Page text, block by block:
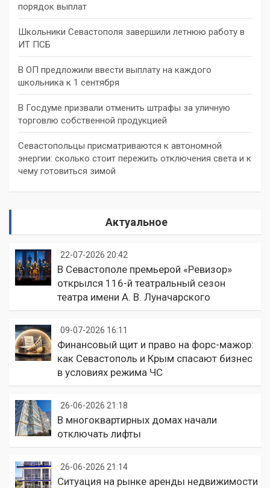
порядок выплат
Школьники Севастополя завершили летнюю работу в
ИТ ПСБ
В ОП предложили ввести выплату на каждого
школьника к 1 сентября
В Госдуме призвали отменить штрафы за уличную
торговлю собственной продукцией
Севастопольцы присматриваются к автономной
энергии: сколько стоит пережить отключения света и к
чему готовиться зимой
Актуальное
22-07-2026 20:42
В Севастополе премьерой «Ревизор»
открылся 116-й театральный сезон
театра имени А. В. Луначарского
09-07-2026 16:11
Финансовый щит и право на форс-мажор:
как Севастополь и Крым спасают бизнес
в условиях режима ЧС
26-06-2026 21:18
В многоквартирных домах начали
отключать лифты
26-06-2026 21:14
Ситуация на рынке аренды недвижимости